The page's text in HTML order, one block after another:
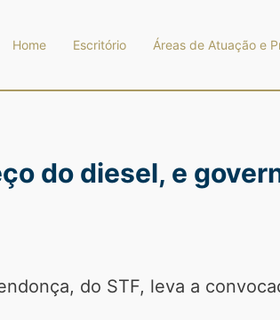
Home Escritório Áreas de Atuação e
do diesel, e
do STF, leva a